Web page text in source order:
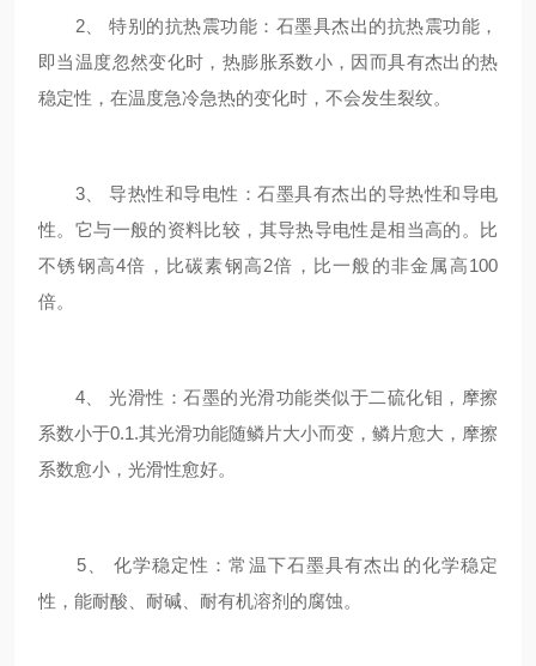
2、 特别的抗热震功能：石墨具杰出的抗热震功能，
即当温度忽然变化时，热膨胀系数小，因而具有杰出的热
稳定性，在温度急冷急热的变化时，不会发生裂纹。
3、 导热性和导电性：石墨具有杰出的导热性和导电
性。它与一般的资料比较，其导热导电性是相当高的。比
不锈钢高4倍，比碳素钢高2倍，比一般的非金属高100
倍。
4、 光滑性：石墨的光滑功能类似于二硫化钼，摩擦
系数小于0.1.其光滑功能随鳞片大小而变，鳞片愈大，摩擦
系数愈小，光滑性愈好。
5、 化学稳定性：常温下石墨具有杰出的化学稳定
性，能耐酸、耐碱、耐有机溶剂的腐蚀。